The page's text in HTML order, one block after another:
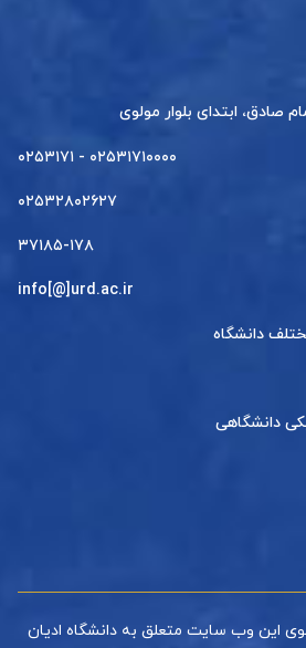
صادق، ابتدای بلوار مولوی
۰۲۵۳۱۷۱۰۰۰۰ - ۰۲۵۳۱۷۱
۰۲۵۳۲۸۰۲۶۲۷
۳۷۱۸۵-۱۷۸
info[@]urd.ac.ir
دانشگاه
دانشگاهی
این وب سایت متعلق به دانشگاه ادیان